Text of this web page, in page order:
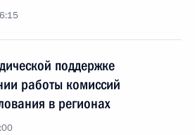
поддержке
работы комиссий
в регионах